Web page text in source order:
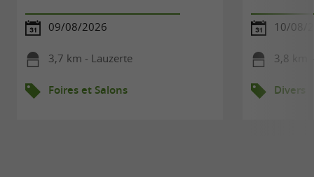
09/08/2026
3,7 km - Lauzerte
Foires et Salons
10/08/
3,8 km
Divers